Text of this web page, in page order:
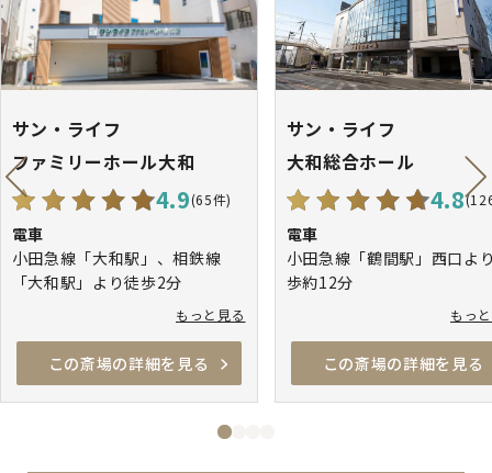
サン・ライフ
ファミリーホール大和
4.9(65件)
電車
小田急線「大和駅」、相鉄線
「大和駅」より徒歩2分
もっと見る
この斎場の詳細を見る
サン・ライフ
大和総合ホール
4.8
電車
小田急線「鶴間駅」西口よ
歩約12分
小田急線「南林間駅」より
小田急線「大和駅」よりタ
ーで約10分
相鉄線「さがみ野駅」より
もっ
この斎場の詳細を見る